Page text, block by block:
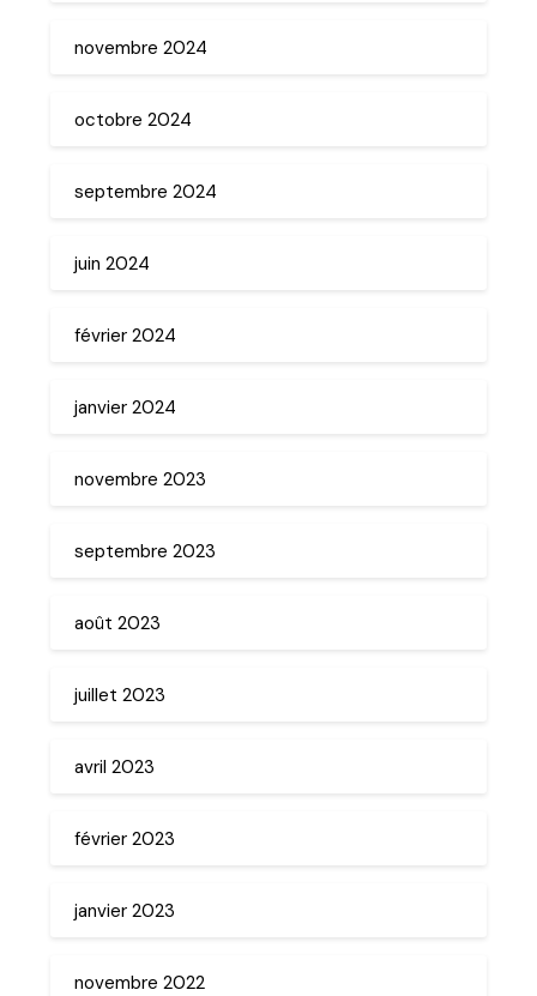
novembre 2024
octobre 2024
septembre 2024
juin 2024
février 2024
janvier 2024
novembre 2023
septembre 2023
août 2023
juillet 2023
avril 2023
février 2023
janvier 2023
novembre 2022